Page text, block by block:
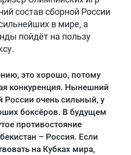
состав сборной России
в мире, а
пойдёт на пользу
это хорошо, потому
конкуренция. Нынешний
России очень сильный, у
боксёров. В будущем
противостояние
– Россия. Если
на Кубках мира,